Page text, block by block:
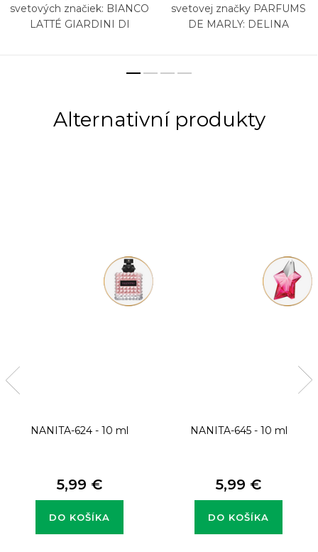
svetových značiek: BIANCO
LATTÉ GIARDINI DI
PISTACHIO GELATO...
svetovej značky PARFUMS
DE MARLY: DELINA
NANITA-624 - 10 ml
5,99 €
DO KOŠÍKA
NANITA-645 - 10 ml
5,99 €
DO KOŠÍKA